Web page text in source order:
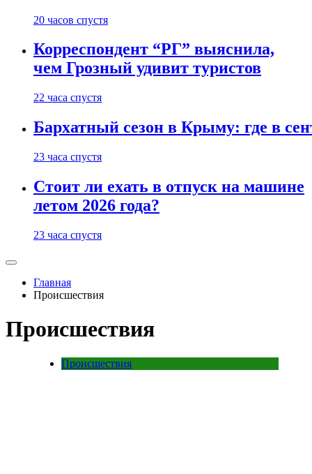
20 часов спустя
Корреспондент “РГ” выяснила,
чем Грозный удивит туристов
22 часа спустя
Бархатный сезон в Крыму: где в
23 часа спустя
Стоит ли ехать в отпуск на машине
летом 2026 года?
23 часа спустя
Главная
Происшествия
Происшествия
Происшествия